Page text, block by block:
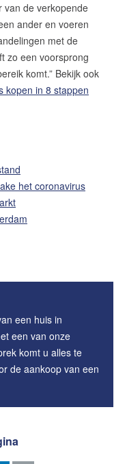
van de verkopende
ander en voeren
met de
zo een voorsprong
komt.” Bekijk ook
kopen in 8 stappen
het coronavirus
een huis in
een van onze
komt u alles te
de aankoop van een